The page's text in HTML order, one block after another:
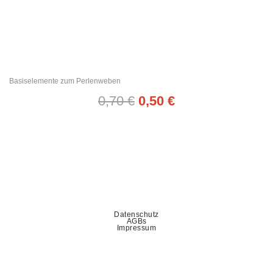
Basiselemente zum Perlenweben
0,70€ 0,50 €
Datenschutz
AGBs
Impressum